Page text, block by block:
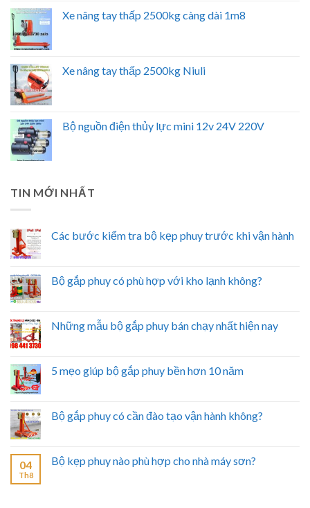
Xe nâng tay thấp 2500kg càng dài 1m8
Xe nâng tay thấp 2500kg Niuli
Bộ nguồn điện thủy lực mini 12v 24V 220V
TIN MỚI NHẤT
Các bước kiểm tra bộ kẹp phuy trước khi vận hành
Bộ gắp phuy có phù hợp với kho lạnh không?
Những mẫu bộ gắp phuy bán chạy nhất hiện nay
5 mẹo giúp bộ gắp phuy bền hơn 10 năm
Bộ gắp phuy có cần đào tạo vận hành không?
04
Th8
Bộ kẹp phuy nào phù hợp cho nhà máy sơn?